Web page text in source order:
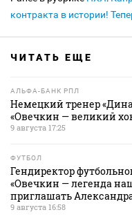
контракта в истории!
ЧИТАТЬ ЕЩЕ
АЛЬФА-БАНК РПЛ
Немецкий тренер
«Овечкин — великий
9 августа 17:25
ФУТБОЛ
Гендиректор
«Овечкин — легенда
приглашать
9 августа 16:58